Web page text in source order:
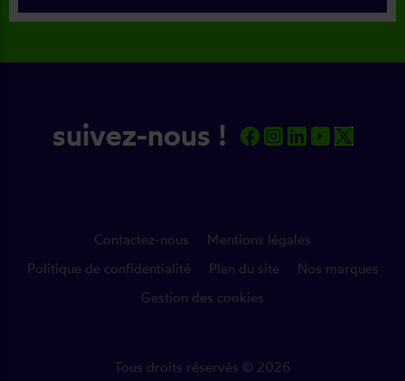
suivez-nous !
Contactez-nous
Mentions légales
Politique de confidentialité
Plan du site
Nos marques
Gestion des cookies
Tous droits réservés © 2026